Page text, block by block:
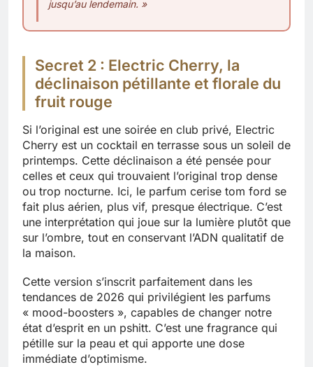
jusqu’au lendemain. »
Secret 2 : Electric Cherry, la
déclinaison pétillante et florale du
fruit rouge
Si l’original est une soirée en club privé, Electric
Cherry est un cocktail en terrasse sous un soleil de
printemps. Cette déclinaison a été pensée pour
celles et ceux qui trouvaient l’original trop dense
ou trop nocturne. Ici, le parfum cerise tom ford se
fait plus aérien, plus vif, presque électrique. C’est
une interprétation qui joue sur la lumière plutôt que
sur l’ombre, tout en conservant l’ADN qualitatif de
la maison.
Cette version s’inscrit parfaitement dans les
tendances de 2026 qui privilégient les parfums
« mood-boosters », capables de changer notre
état d’esprit en un pshitt. C’est une fragrance qui
pétille sur la peau et qui apporte une dose
immédiate d’optimisme.